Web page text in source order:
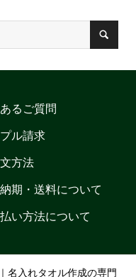
るご質問
ル請求
方法
期・送料について
い方法について
名入れタオル作成の専門